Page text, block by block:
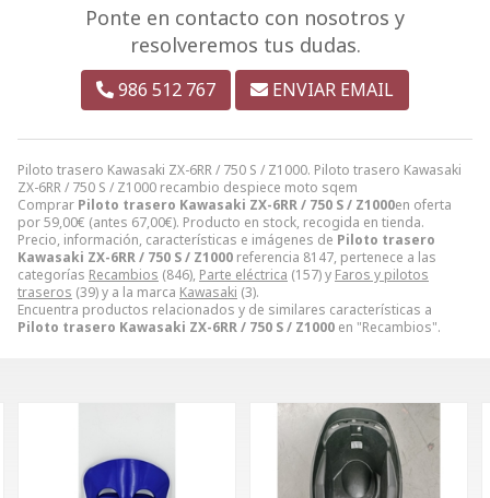
Piloto trasero Kawasaki ZX-6RR / 750 S / Z1000. Piloto trasero Kawasaki
ZX-6RR / 750 S / Z1000 recambio despiece moto sqem
Comprar Piloto trasero Kawasaki ZX-6RR / 750 S / Z1000en oferta
por59,00€ (antes 67,00€). Producto en stock, recogida en tienda.
Precio, información, características e imágenes de Piloto trasero
Kawasaki ZX-6RR / 750 S / Z1000 referencia 8147, pertenece a las
categorías Recambios (846), Parte eléctrica (157) y Faros y pilotos
traseros (39) y a la marca Kawasaki (3).
Encuentra productos relacionados y de similares características a
Piloto trasero Kawasaki ZX-6RR / 750 S / Z1000 en "Recambios".
Ponte en contacto con nosotros y
resolveremos tus dudas.
986 512 767 ENVIAR EMAIL